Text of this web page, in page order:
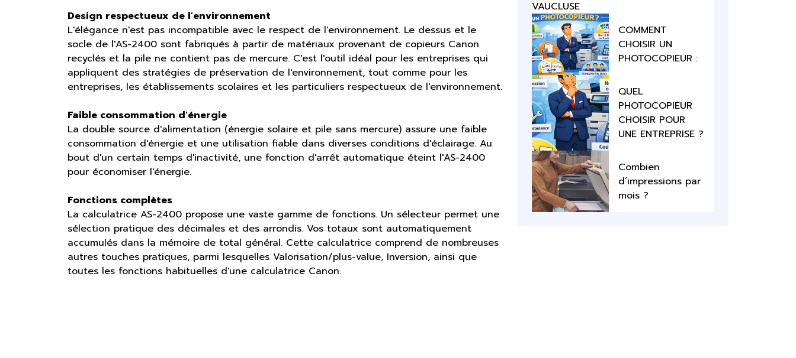
Design respectueux de l'environnement
L'élégance n'est pas incompatible avec le respect de l'environnement. Le dessus et le
socle de l'AS-2400 sont fabriqués à partir de matériaux provenant de copieurs Canon
recyclés et la pile ne contient pas de mercure. C'est l'outil idéal pour les entreprises qui
appliquent des stratégies de préservation de l'environnement, tout comme pour les
entreprises, les établissements scolaires et les particuliers respectueux de l'environnement.
Faible consommation d'énergie
La double source d'alimentation (énergie solaire et pile sans mercure) assure une faible
consommation d'énergie et une utilisation fiable dans diverses conditions d'éclairage. Au
bout d'un certain temps d'inactivité, une fonction d'arrêt automatique éteint l'AS-2400
pour économiser l'énergie.
Fonctions complètes
La calculatrice AS-2400 propose une vaste gamme de fonctions. Un sélecteur permet une
sélection pratique des décimales et des arrondis. Vos totaux sont automatiquement
accumulés dans la mémoire de total général. Cette calculatrice comprend de nombreuses
autres touches pratiques, parmi lesquelles Valorisation/plus-value, Inversion, ainsi que
toutes les fonctions habituelles d'une calculatrice Canon.
COMMENT
CHOISIR UN
PHOTOCOPIEUR :
QUEL
PHOTOCOPIEUR
CHOISIR POUR
UNE ENTREPRISE ?
Combien
d’impressions par
mois ?